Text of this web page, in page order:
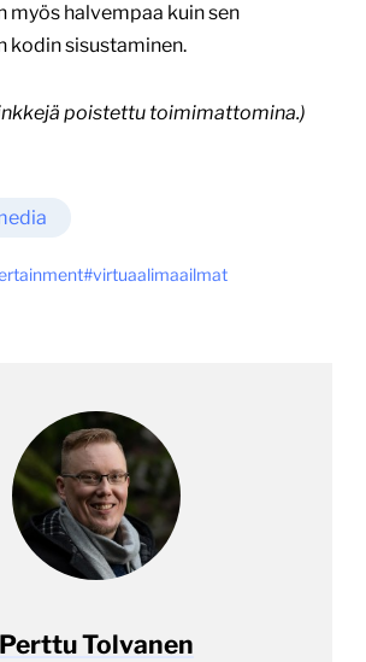
myös halvempaa kuin sen
kodin sisustaminen.
poistettu toimimattomina.)
virtuaalimaailmat
Perttu Tolvanen